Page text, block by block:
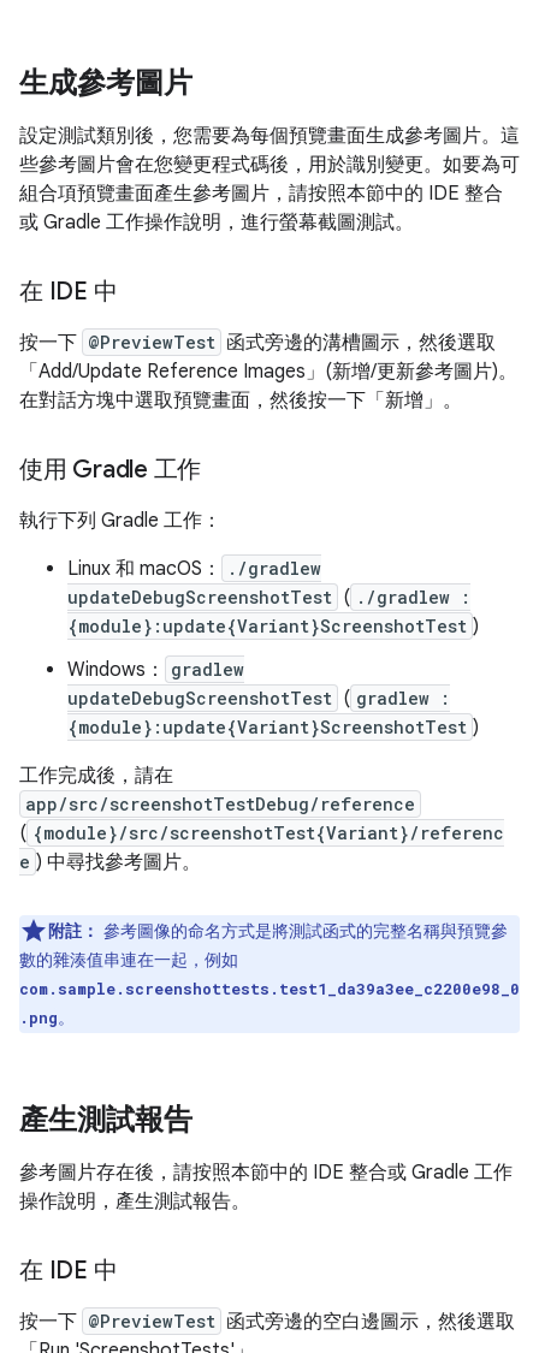
生成參考圖片
設定測試類別後，您需要為每個預覽畫面生成參考圖片。這
些參考圖片會在您變更程式碼後，用於識別變更。如要為可
組合項預覽畫面產生參考圖片，請按照本節中的 IDE 整合
或 Gradle 工作操作說明，進行螢幕截圖測試。
在 IDE 中
按一下 @PreviewTest 函式旁邊的溝槽圖示，然後選取
「Add/Update Reference Images」(新增/更新參考圖片)。
在對話方塊中選取預覽畫面，然後按一下「新增」 。
使用 Gradle 工作
執行下列 Gradle 工作：
Linux 和 macOS：
./gradlew
updateDebugScreenshotTest ( ./gradlew :
{module}:update{Variant}ScreenshotTest )
Windows：
gradlew
updateDebugScreenshotTest ( gradlew :
{module}:update{Variant}ScreenshotTest )
工作完成後，請在
app/src/screenshotTestDebug/reference
( {module}/src/screenshotTest{Variant}/referenc
e ) 中尋找參考圖片。
附註： 參考圖像的命名方式是將測試函式的完整名稱與預覽參
數的雜湊值串連在一起，例如
com.sample.screenshottests.test1_da39a3ee_c2200e98_0
.png。
產生測試報告
參考圖片存在後，請按照本節中的 IDE 整合或 Gradle 工作
操作說明，產生測試報告。
在 IDE 中
按一下 @PreviewTest 函式旁邊的空白邊圖示，然後選取